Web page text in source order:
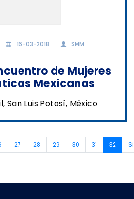
16-03-2018 SMM
de Mujeres
Mexicanas
San Luis Potosí, México
27 28 29 30 31 32